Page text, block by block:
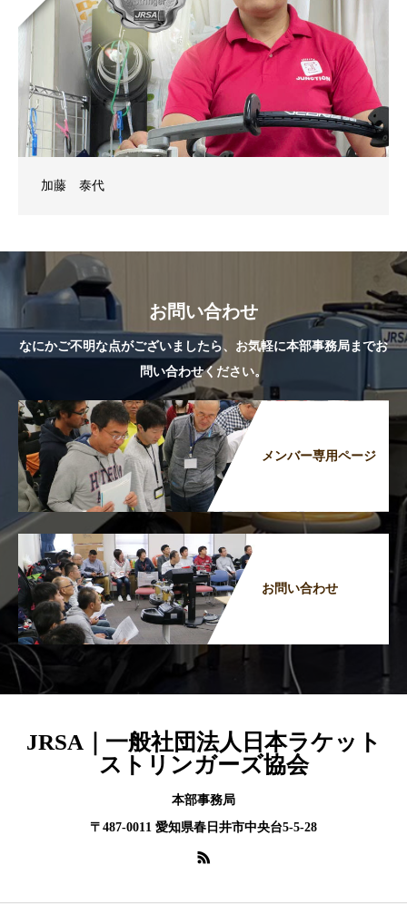
加藤 泰代
お問い合わせ
なにかご不明な点がございましたら、お気軽に本部事務局までお
問い合わせください。
メンバー専用ページ
お問い合わせ
JRSA｜一般社団法人日本ラケット
ストリンガーズ協会
本部事務局
〒487-0011 愛知県春日井市中央台5-5-28